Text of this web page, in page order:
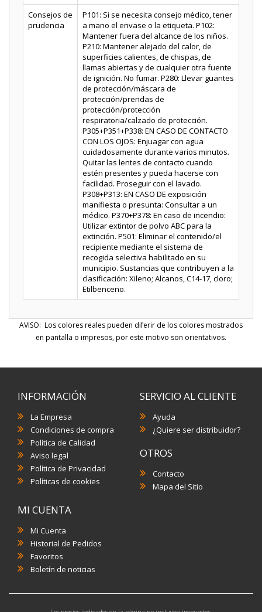
Consejos de
prudencia
P101: Si se necesita consejo médico, tener
a mano el envase o la etiqueta. P102:
Mantener fuera del alcance de los niños.
P210: Mantener alejado del calor, de
superficies calientes, de chispas, de
llamas abiertas y de cualquier otra fuente
de ignición. No fumar. P280: Llevar guantes
de protección/máscara de
protección/prendas de
protección/protección
respiratoria/calzado de protección.
P305+P351+P338: EN CASO DE CONTACTO
CON LOS OJOS: Enjuagar con agua
cuidadosamente durante varios minutos.
Quitar las lentes de contacto cuando
estén presentes y pueda hacerse con
facilidad. Proseguir con el lavado.
P308+P313: EN CASO DE exposición
manifiesta o presunta: Consultar a un
médico. P370+P378: En caso de incendio:
Utilizar extintor de polvo ABC para la
extinción. P501: Eliminar el contenido/el
recipiente mediante el sistema de
recogida selectiva habilitado en su
municipio. Sustancias que contribuyen a la
clasificación: Xileno; Alcanos, C14-17, cloro;
Etilbenceno.
AVISO: Los colores reales pueden diferir de los colores mostrados
en pantalla o impresos, por este motivo son orientativos.
INFORMACIÓN
La Empresa
Condiciones de compra
Política de Calidad
Aviso legal
Política de Privacidad
Políticas de cookies
SERVICIO AL CLIENTE
Ayuda
¿Quiere ser distribuidor?
OTROS
Contacto
Mapa del Sitio
MI CUENTA
Mi Cuenta
Historial de Pedidos
Favoritos
Boletín de noticias